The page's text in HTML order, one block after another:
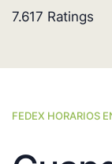
7.617 Ratings
FEDEX HORARIOS